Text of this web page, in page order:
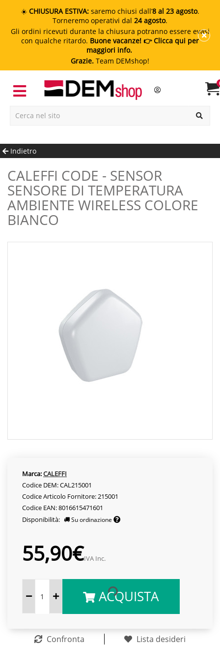
☀️ CHIUSURA ESTIVA: saremo chiusi dall’8 al 23 agosto.
Torneremo operativi dal 24 agosto.
Gli ordini ricevuti durante la chiusura potranno essere evasi
con qualche ritardo. Buone vacanze! 👉 Clicca qui per
maggiori info.
Grazie. Team DEMshop!
Indietro
CALEFFI CODE - SENSOR
SENSORE DI TEMPERATURA
AMBIENTE WIRELESS COLORE
BIANCO
Marca:CALEFFI
Codice DEM: CAL215001
Codice Articolo Fornitore: 215001
Codice EAN: 8016615471601
Disponibilità:
Su ordinazione
55,90€IVA Inc.
ACQUISTA
Confronta Lista desideri